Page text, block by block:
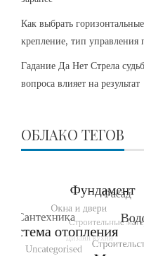
Как выбрать
крепление, тип управления
Гадание Да Нет Стрела
вопроса влияет на результат
ОБЛАКО ТЕГОВ